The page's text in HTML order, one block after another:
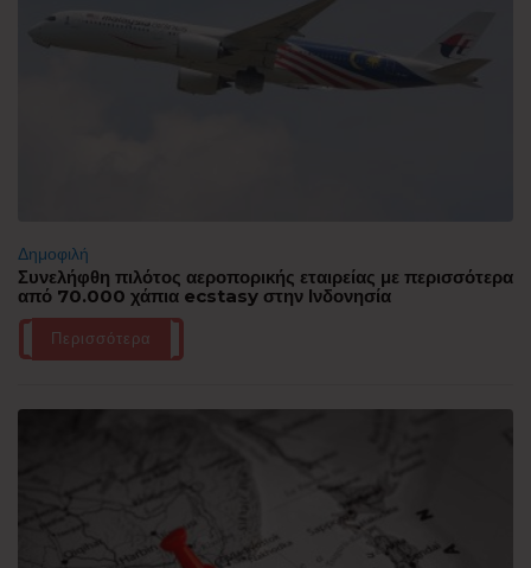
Δημοφιλή
Συνελήφθη πιλότος αεροπορικής εταιρείας με περισσότερα
από 70.000 χάπια ecstasy στην Ινδονησία
Περισσότερα